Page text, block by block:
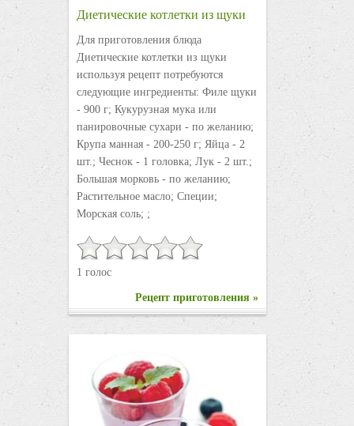
Диетические котлетки из щуки
Для приготовления блюда
Диетические котлетки из щуки
используя рецепт потребуются
следующие ингредиенты: Филе щуки
- 900 г; Кукурузная мука или
панировочные сухари - по желанию;
Крупа манная - 200-250 г; Яйца - 2
шт.; Чеснок - 1 головка; Лук - 2 шт.;
Большая морковь - по желанию;
Растительное масло; Специи;
Морская соль; ;
1 голос
Рецепт приготовления »